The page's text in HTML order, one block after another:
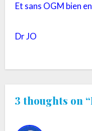
Et sans OGM bien
Dr JO
3 thoughts on